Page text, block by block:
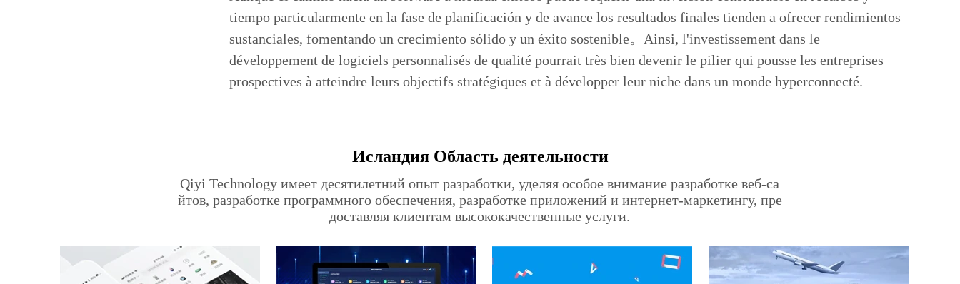
tiempo particularmente en la fase de planificación y de avance los resultados finales tienden a ofrecer rendimientos
sustanciales, fomentando un crecimiento sólido y un éxito sostenible。Ainsi, l'investissement dans le
développement de logiciels personnalisés de qualité pourrait très bien devenir le pilier qui pousse les entreprises
prospectives à atteindre leurs objectifs stratégiques et à développer leur niche dans un monde hyperconnecté.
Исландия Область деятельности
Qiyi Technology имеет десятилетний опыт разработки, уделяя особое внимание разработке веб-са
йтов, разработке программного обеспечения, разработке приложений и интернет-маркетингу, пре
доставляя клиентам высококачественные услуги.